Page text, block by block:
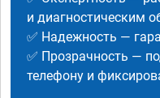
и диагностическим
✅ Надежность —
✅ Прозрачность —
телефону и